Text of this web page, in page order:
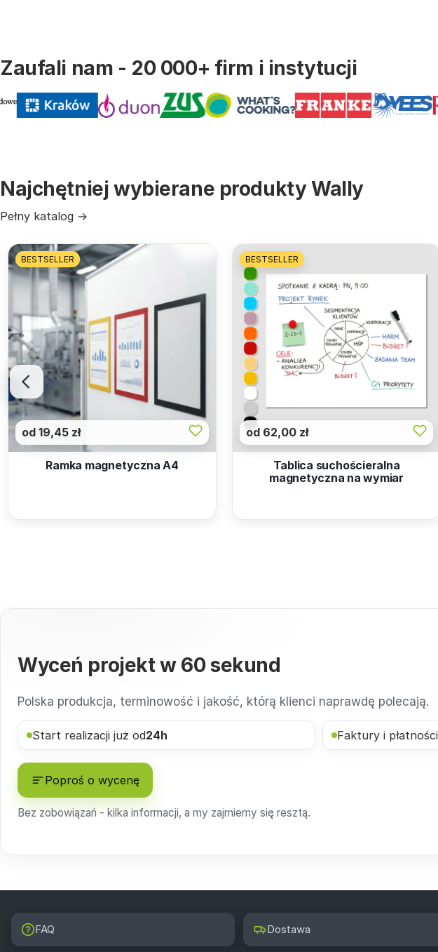
Zaufali nam - 20 000+ firm i instytucji
Najchętniej wybierane produkty Wally
Pełny katalog →
BESTSELLER
od 19,45 zł
Ramka magnetyczna A4
BESTSELLER
od 62,00 zł
Tablica suchościeralna
magnetyczna na wymiar
Wyceń projekt w 60 sekund
Polska produkcja, terminowość i jakość, którą klienci naprawdę polecają.
Start realizacji już od24h Faktury i płatności
Poproś o wycenę
Bez zobowiązań - kilka informacji, a my zajmiemy się resztą.
FAQ Dostawa